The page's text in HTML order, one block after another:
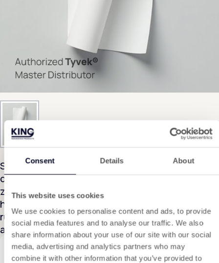
Consent Details About
This website uses cookies
We use cookies to personalise content and ads, to provide
social media features and to analyse our traffic. We also
share information about your use of our site with our social
media, advertising and analytics partners who may
combine it with other information that you’ve provided to
Speziell entwickelt, um Tyvek®-Materialien für
die Verpackung von Kunstwerken
zusammenzuhalten. Art Tape bietet eine
hervorragende Haftung, lässt sich leicht und
rückstandsfrei entfernen und ist auch für viele
andere Materialien geeignet.
Angebot anfordern?